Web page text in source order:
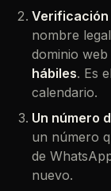
Verificación
nombre
dominio
hábiles. Es
calendario.
Un número
un número
de
nuevo.